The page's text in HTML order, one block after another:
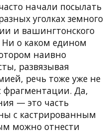
начали посылать
уголках земного
и вашингтонского
Ни о каком едином
наивно
развязывая
речь тоже уже не
фрагментации. Да,
— это часть
с кастрированным
можно отнести